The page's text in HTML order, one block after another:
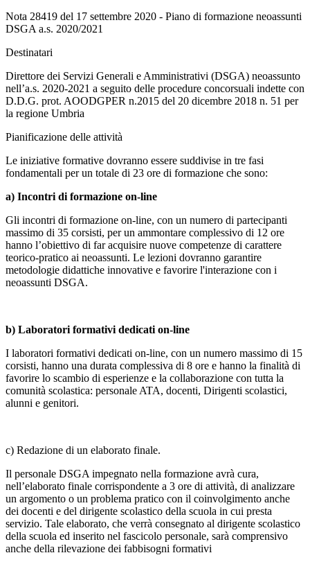
Nota 28419 del 17 settembre 2020 - Piano di formazione neoassunti
DSGA a.s. 2020/2021
Destinatari
Direttore dei Servizi Generali e Amministrativi (DSGA) neoassunto
nell’a.s. 2020-2021 a seguito delle procedure concorsuali indette con
D.D.G. prot. AOODGPER n.2015 del 20 dicembre 2018 n. 51 per
la regione Umbria
Pianificazione delle attività
Le iniziative formative dovranno essere suddivise in tre fasi
fondamentali per un totale di 23 ore di formazione che sono:
a) Incontri di formazione on-line
Gli incontri di formazione on-line, con un numero di partecipanti
massimo di 35 corsisti, per un ammontare complessivo di 12 ore
hanno l’obiettivo di far acquisire nuove competenze di carattere
teorico-pratico ai neoassunti. Le lezioni dovranno garantire
metodologie didattiche innovative e favorire l'interazione con i
neoassunti DSGA.
b) Laboratori formativi dedicati on-line
I laboratori formativi dedicati on-line, con un numero massimo di 15
corsisti, hanno una durata complessiva di 8 ore e hanno la finalità di
favorire lo scambio di esperienze e la collaborazione con tutta la
comunità scolastica: personale ATA, docenti, Dirigenti scolastici,
alunni e genitori.
c) Redazione di un elaborato finale.
Il personale DSGA impegnato nella formazione avrà cura,
nell’elaborato finale corrispondente a 3 ore di attività, di analizzare
un argomento o un problema pratico con il coinvolgimento anche
dei docenti e del dirigente scolastico della scuola in cui presta
servizio. Tale elaborato, che verrà consegnato al dirigente scolastico
della scuola ed inserito nel fascicolo personale, sarà comprensivo
anche della rilevazione dei fabbisogni formativi